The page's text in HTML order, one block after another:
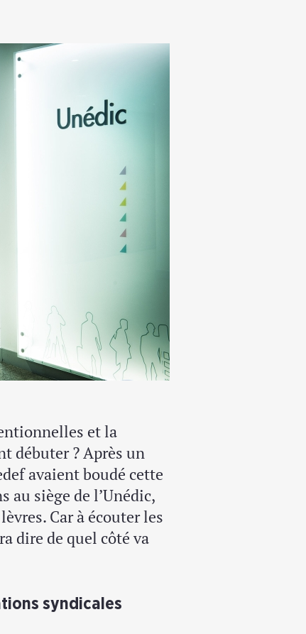
et la
débuter ? Après un
avaient boudé cette
au siège de l’Unédic,
Car à écouter les
dire de quel côté va
syndicales